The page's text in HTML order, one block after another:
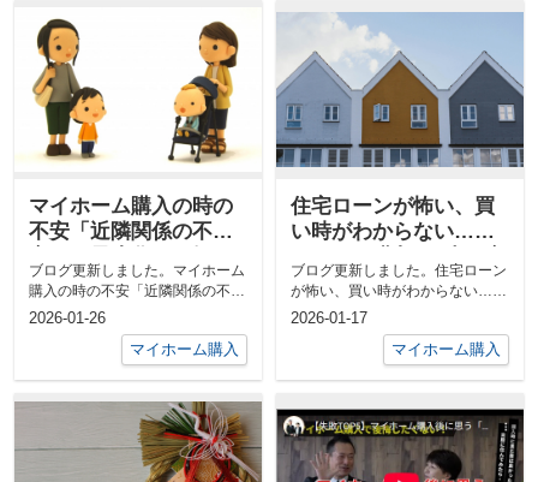
マイホーム購入の時の
不安「近隣関係の不
かに生きるための新常
識
ブログ更新しました。マイホーム
購入の時の不安「近隣関係の不
安」を最小化し、軽やかに生きる
ための新常識...
2026-01-26
マイホーム購入
住宅ローンが怖い、買
い時がわからない…マ
を解消して理想の暮ら
しを手に入れる方法
ブログ更新しました。住宅ローン
が怖い、買い時がわからない…マ
イホーム購入の5大不安を解消し
2026-01-17
マイホーム購入